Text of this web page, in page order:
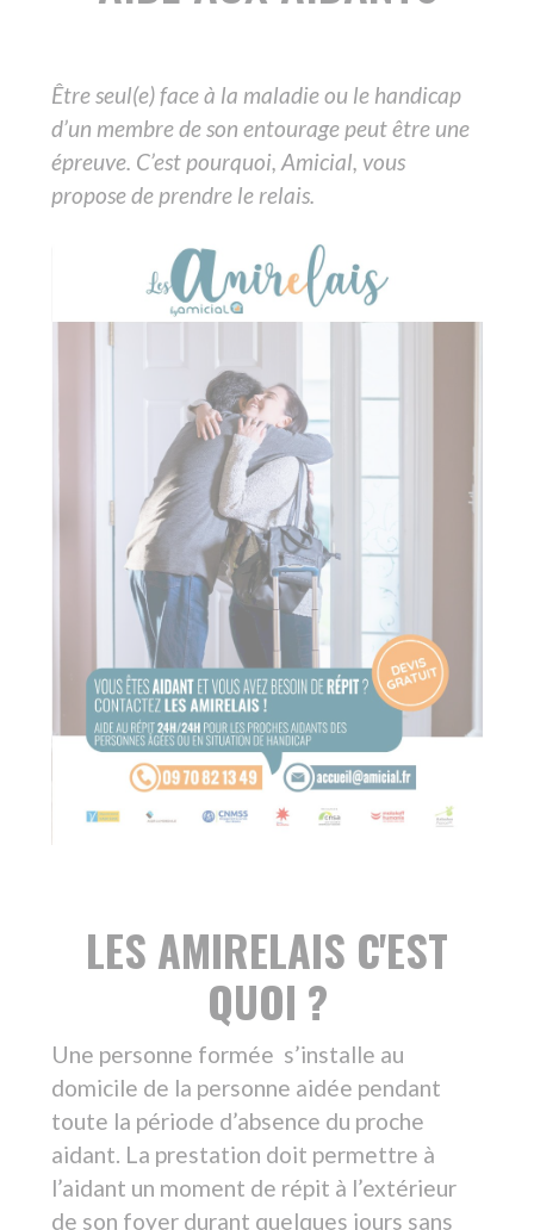
LES AMIRELAIS C'EST
QUOI ?
Une personne formée s’installe au
domicile de la personne aidée pendant
toute la période d’absence du proche
pour autant devoir organiser l’accueil
temporaire de l’aidé en structure. Pendant
toute la durée de l’absence, le
effectue les tâches que réalise l’aidant
habituellement. Il n’est en aucun cas
question de se substituer aux services
intervenant au domicile. L’objectif étant
de s’adapter au rythme d’interventions
des autres professionnels.